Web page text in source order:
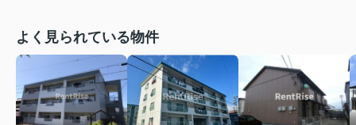
よく見られている物件